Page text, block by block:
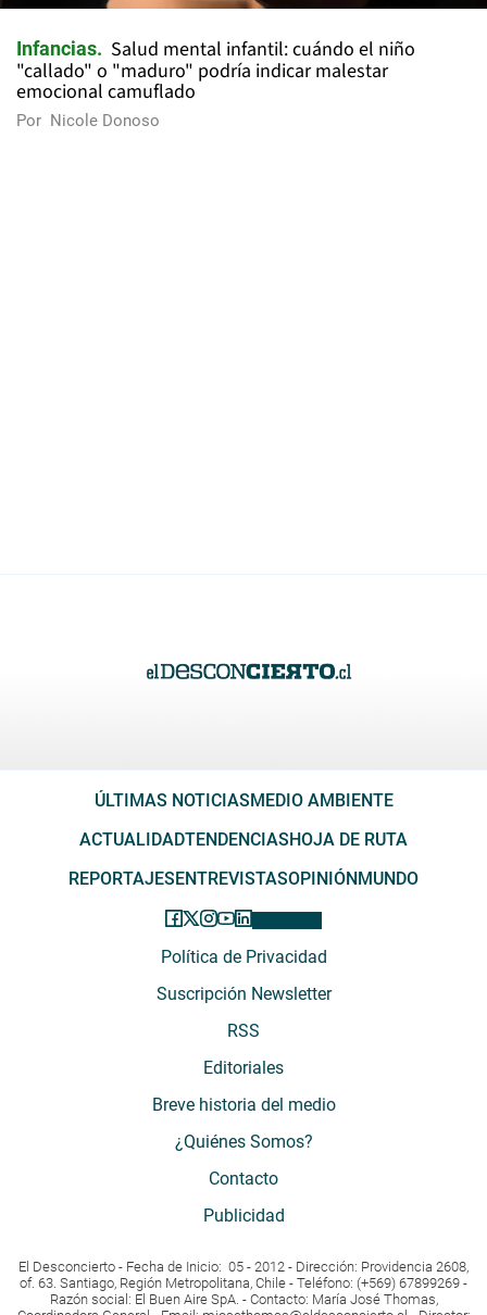
Infancias
Salud mental infantil: cuándo el niño
"callado" o "maduro" podría indicar malestar
emocional camuflado
Por Nicole Donoso
ÚLTIMAS NOTICIASMEDIO AMBIENTE
ACTUALIDADTENDENCIASHOJA DE RUTA
REPORTAJESENTREVISTASOPINIÓNMUNDO
Política de Privacidad
Suscripción Newsletter
RSS
Editoriales
Breve historia del medio
¿Quiénes Somos?
Contacto
Publicidad
El Desconcierto - Fecha de Inicio: 05 - 2012 - Dirección: Providencia 2608,
of. 63. Santiago, Región Metropolitana, Chile - Teléfono: (+569) 67899269 -
Razón social: El Buen Aire SpA. - Contacto: María José Thomas,